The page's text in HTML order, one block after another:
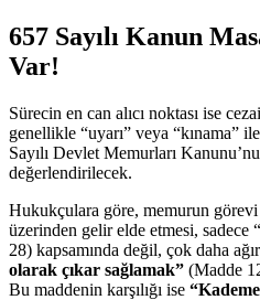
657 Sayılı Kanun
Var!
Sürecin en can alıcı noktası ise
genellikle “uyarı” veya “kınama”
Sayılı Devlet Memurları
değerlendirilecek.
Hukukçulara göre, memurun görevi
üzerinden gelir elde etmesi, sadece
28) kapsamında değil, çok daha
olarak çıkar sağlamak” (Madde
Bu maddenin karşılığı ise